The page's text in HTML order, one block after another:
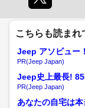
こちらも読まれ
Jeep アソビュー
PR(Jeep Japan)
Jeep史上最長!
PR(Jeep Japan)
あなたの自宅は